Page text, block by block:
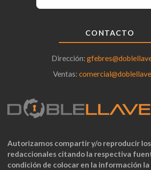
CONTACTO
Dirección:
Ventas:
Autorizamos compartir y/o reproducir
redaccionales citando la respectiva
condición de colocar en la información